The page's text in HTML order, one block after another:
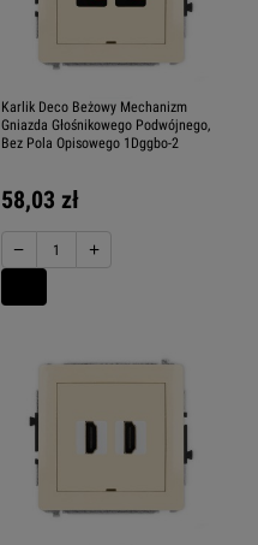
Karlik Deco Beżowy Mechanizm
Gniazda Głośnikowego Podwójnego,
Bez Pola Opisowego 1Dggbo-2
58,03 zł
− +